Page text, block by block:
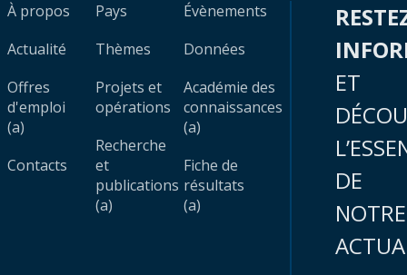
À propos
Actualité
Offres
d'emploi
(a)
Contacts
Pays
Thèmes
Projets et
opérations
Recherche
et
publications
(a)
Évènements
Données
Académie des
connaissances
(a)
Fiche de
résultats
(a)
ET
DE
NOTRE